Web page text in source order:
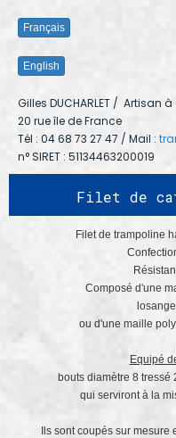
Français
English
Gilles DUCHARLET / Artisan à
20 rue île de France
Tél : 04 68 73 27 47 / Mail :
n° SIRET : 51134463200019
Filet de
Filet de trampoline
Composé d'une
ou d'une maille
Equipé
bouts diamètre 8 tressé
qui serviront à la
Ils sont coupés sur mesure